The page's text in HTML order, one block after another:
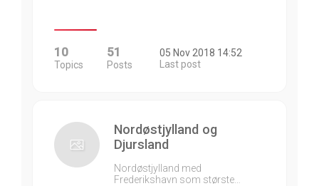
10
Topics
51
Posts
05 Nov 2018 14:52
Last post
Nordøstjylland og
Djursland
Nordøstjylland med
Frederikshavn som største…